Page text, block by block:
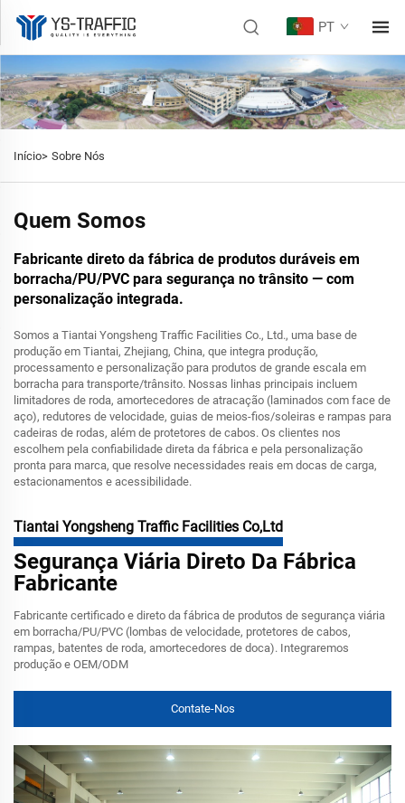
PT
Início> Sobre Nós
Quem Somos
Fabricante direto da fábrica de produtos duráveis em
borracha/PU/PVC para segurança no trânsito — com
personalização integrada.
Somos a Tiantai Yongsheng Traffic Facilities Co., Ltd., uma base de
produção em Tiantai, Zhejiang, China, que integra produção,
processamento e personalização para produtos de grande escala em
borracha para transporte/trânsito. Nossas linhas principais incluem
limitadores de roda, amortecedores de atracação (laminados com face de
aço), redutores de velocidade, guias de meios-fios/soleiras e rampas para
cadeiras de rodas, além de protetores de cabos. Os clientes nos
escolhem pela confiabilidade direta da fábrica e pela personalização
pronta para marca, que resolve necessidades reais em docas de carga,
estacionamentos e acessibilidade.
Tiantai Yongsheng Traffic Facilities Co,Ltd
Segurança Viária Direto Da Fábrica
Fabricante
Fabricante certificado e direto da fábrica de produtos de segurança viária
em borracha/PU/PVC (lombas de velocidade, protetores de cabos,
rampas, batentes de roda, amortecedores de doca). Integraremos
produção e OEM/ODM
Contate-Nos